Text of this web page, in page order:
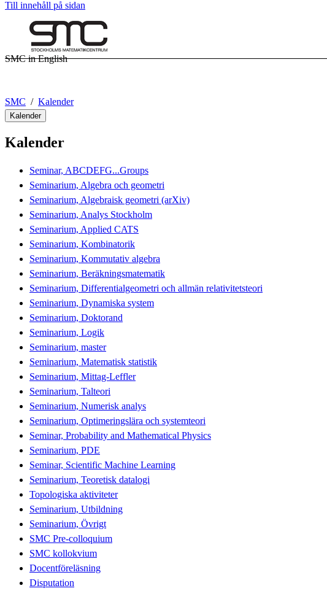
Till innehåll på sidan
SMC in English
SMC Kalender
Kalender
Kalender
Seminar, ABCDEFG...Groups
Seminarium, Algebra och geometri
Seminarium, Algebraisk geometri (arXiv)
Seminarium, Analys Stockholm
Seminarium, Applied CATS
Seminarium, Kombinatorik
Seminarium, Kommutativ algebra
Seminarium, Beräkningsmatematik
Seminarium, Differentialgeometri och allmän relativitetsteori
Seminarium, Dynamiska system
Seminarium, Doktorand
Seminarium, Logik
Seminarium, master
Seminarium, Matematisk statistik
Seminarium, Mittag-Leffler
Seminarium, Talteori
Seminarium, Numerisk analys
Seminarium, Optimeringslära och systemteori
Seminar, Probability and Mathematical Physics
Seminarium, PDE
Seminar, Scientific Machine Learning
Seminarium, Teoretisk datalogi
Topologiska aktiviteter
Seminarium, Utbildning
Seminarium, Övrigt
SMC Pre-colloquium
SMC kollokvium
Docentföreläsning
Disputation